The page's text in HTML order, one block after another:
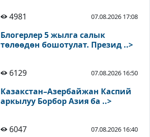
4981 07.08.2026 17:08
Блогерлер 5 жылга салык
төлөөдөн бошотулат. Презид ..>
6129 07.08.2026 16:50
Казакстан–Азербайжан Каспий
аркылуу Борбор Азия ба ..>
6047 07.08.2026 16:40